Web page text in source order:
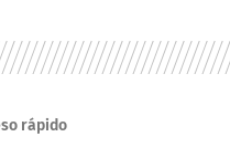
rápido